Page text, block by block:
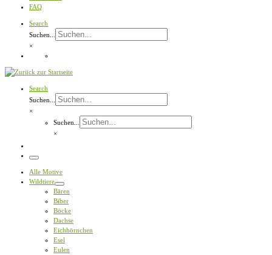
FAQ
Search
Suchen...
×
Search
Suchen...
×
Suchen...
×
Menü
Alle Motive
Wildtiere
Bären
Biber
Böcke
Dachse
Eichhörnchen
Esel
Eulen